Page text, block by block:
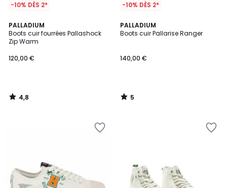
-10% DÈS 2*
PALLADIUM
Boots cuir fourrées Pallashock
Zip Warm
120,00 €
4,8
/ 5
4,8
/
-10% DÈS 2*
PALLADIUM
Boots cuir Pallarise Ranger
140,00 €
5
/
5
/